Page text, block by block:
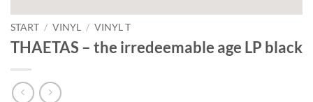
START / VINYL / VINYL T
THAETAS – the irredeemable age LP black